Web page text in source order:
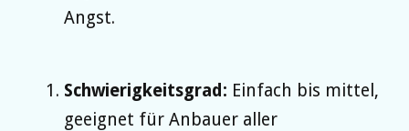
Angst.
Schwierigkeitsgrad: Einfach bis mittel,
geeignet für Anbauer aller